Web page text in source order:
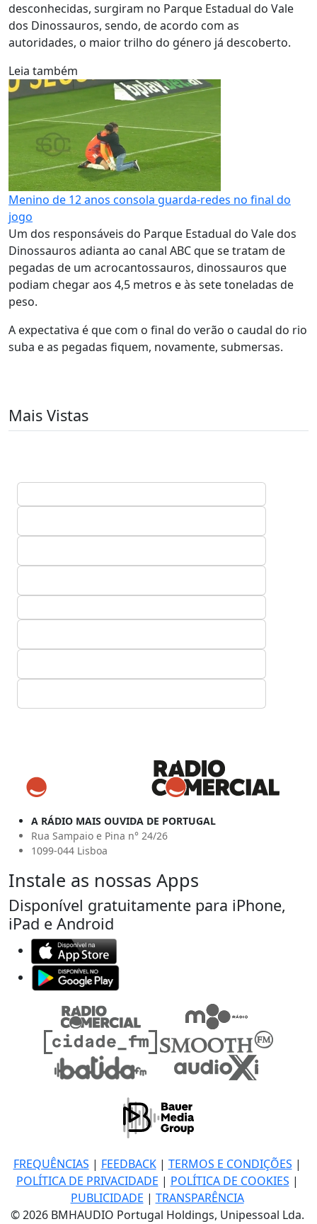
desconhecidas, surgiram no Parque Estadual do Vale
dos Dinossauros, sendo, de acordo com as
autoridades, o maior trilho do género já descoberto.
Leia também
Menino de 12 anos consola guarda-redes no final do
jogo
Um dos responsáveis do Parque Estadual do Vale dos
Dinossauros adianta ao canal ABC que se tratam de
pegadas de um acrocantossauros, dinossauros que
podiam chegar aos 4,5 metros e às sete toneladas de
peso.
A expectativa é que com o final do verão o caudal do rio
suba e as pegadas fiquem, novamente, submersas.
Mais Vistas
A RÁDIO MAIS OUVIDA DE PORTUGAL
Rua Sampaio e Pina n° 24/26
1099-044 Lisboa
Instale as nossas Apps
Disponível gratuitamente para iPhone,
iPad e Android
FREQUÊNCIAS | FEEDBACK| TERMOS E CONDIÇÕES |
POLÍTICA DE PRIVACIDADE | POLÍTICA DE COOKIES |
PUBLICIDADE | TRANSPARÊNCIA
© 2026 BMHAUDIO Portugal Holdings, Unipessoal Lda.